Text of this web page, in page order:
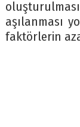
aşılanması
faktörlerin